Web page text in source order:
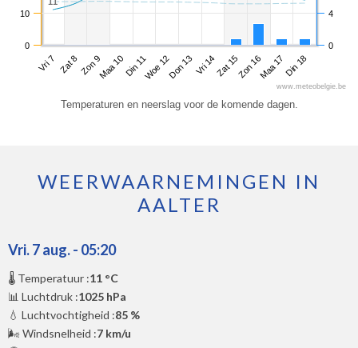
Vri 7 Zat 8Zon 9Maa 10Din 11Woe 12Don 13Vri 14Zat 15Zon 16Maa 17Din 18
0
10
0
4
www.meteobelgie.be
Temperaturen en neerslag voor de komende dagen.
WEERWAARNEMINGEN IN
AALTER
Vri. 7 aug. - 05:20
🌡️ Temperatuur :11 °C
📊 Luchtdruk :1025 hPa
💧 Luchtvochtigheid :85 %
🌬️ Windsnelheid :7 km/u